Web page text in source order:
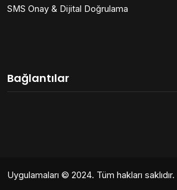
SMS Onay & Dijital Doğrulama
Bağlantılar
Uygulamaları © 2024. Tüm hakları saklıdır.